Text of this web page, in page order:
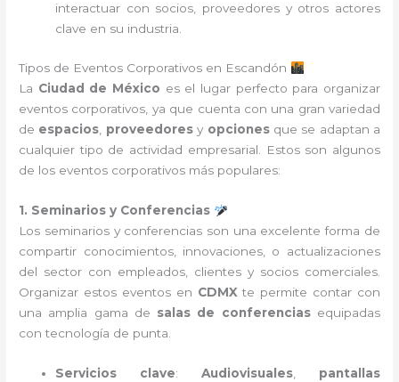
interactuar con socios, proveedores y otros actores
clave en su industria.
Tipos de Eventos Corporativos en Escandón
La Ciudad de México es el lugar perfecto para organizar
eventos corporativos, ya que cuenta con una gran variedad
de espacios, proveedoresy opcionesque se adaptan a
cualquier tipo de actividad empresarial. Estos son algunos
de los eventos corporativos más populares:
1. Seminarios y Conferencias
Los seminarios y conferencias son una excelente forma de
compartir conocimientos, innovaciones, o actualizaciones
del sector con empleados, clientes y socios comerciales.
Organizar estos eventos en CDMXte permite contar con
una amplia gama de salas de conferenciasequipadas
con tecnología de punta.
Servicios clave:Audiovisuales
pantallas